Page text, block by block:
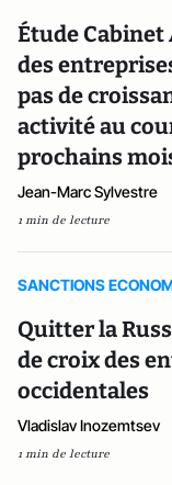
Étude Cabinet
des
pas de
activité au
prochains
Jean-Marc Sylvestre
1 min de lecture
SANCTIONS
Quitter la
de croix des
occidentales
Vladislav Inozemtsev
1 min de lecture